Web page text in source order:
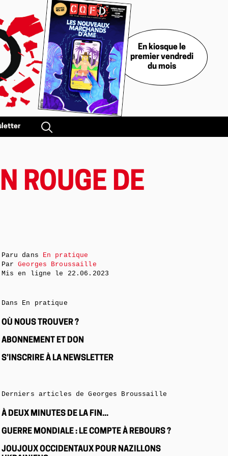
En kiosque le
premier vendredi
du mois
ROUGE DE
Paru dans En pratique
ParGeorges Broussaille
Mis en ligne le 22.06.2023
Dans En pratique
OÙ NOUS TROUVER ?
ABONNEMENT ET DON
S’INSCRIRE À LA NEWSLETTER
Derniers articles de Georges Broussaille
À DEUX MINUTES DE LA FIN...
GUERRE MONDIALE : LE COMPTE À REBOURS ?
JOUJOUX OCCIDENTAUX POUR NAZILLONS